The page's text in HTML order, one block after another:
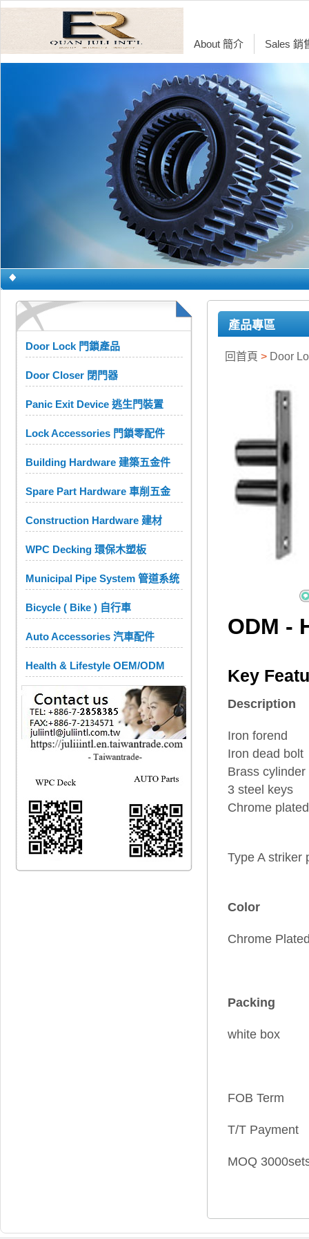
About 簡介 Sales 銷
Door Lock 門鎖產品
Door Closer 閉門器
Panic Exit Device 逃生門裝置
Lock Accessories 門鎖零配件
Building Hardware 建築五金件
Spare Part Hardware 車削五金
Construction Hardware 建材
WPC Decking 環保木塑板
Municipal Pipe System 管道系统
Bicycle ( Bike ) 自行車
Auto Accessories 汽車配件
Health & Lifestyle OEM/ODM
產品專區
回首頁 > Door
ODM -
Key
Description
Iron forend
Iron dead bolt
Brass cylinder
3 steel keys
Chrome
Type A striker
Color
Chrome
Packing
white box
FOB Term
T/T Payment
MOQ